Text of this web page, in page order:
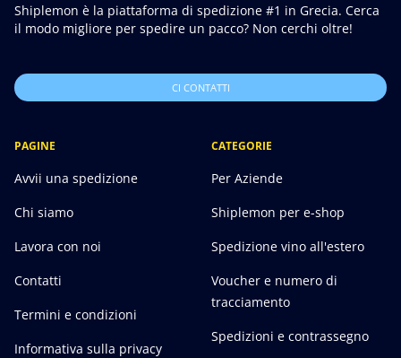
Shiplemon è la piattaforma di spedizione #1 in Grecia. Cerca
il modo migliore per spedire un pacco? Non cerchi oltre!
CI CONTATTI
PAGINE
Avvii una spedizione
Chi siamo
Lavora con noi
Contatti
Termini e condizioni
Informativa sulla privacy
CATEGORIE
Per Aziende
Shiplemon per e-shop
Spedizione vino all'estero
Voucher e numero di
tracciamento
Spedizioni e contrassegno